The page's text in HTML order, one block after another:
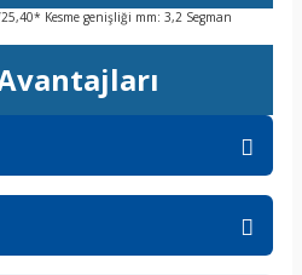
Kesme genişliği mm: 3,2 Segman